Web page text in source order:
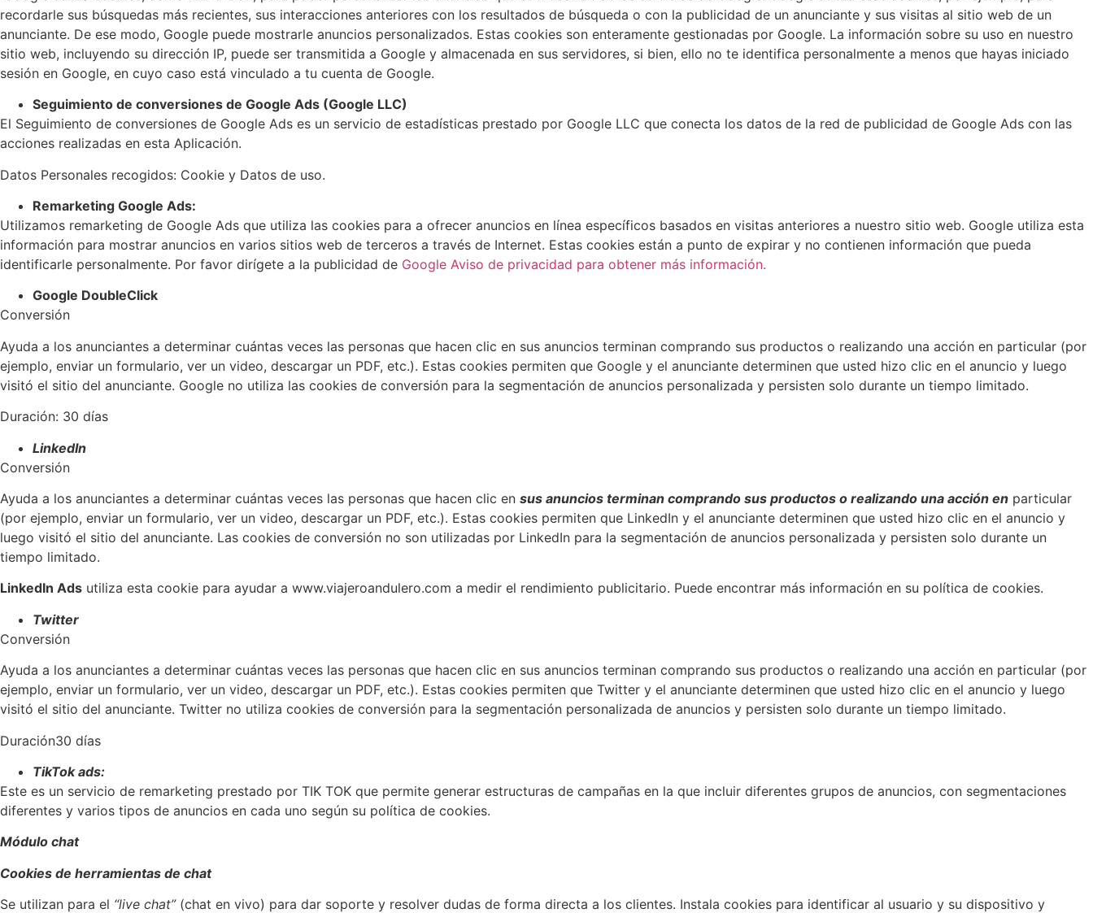
recordarle sus búsquedas más recientes, sus interacciones anteriores con los resultados de búsqueda o con la publicidad de un anunciante y sus visitas al sitio web de un
anunciante. De ese modo, Google puede mostrarle anuncios personalizados. Estas cookies son enteramente gestionadas por Google. La información sobre su uso en nuestro
sitio web, incluyendo su dirección IP, puede ser transmitida a Google y almacenada en sus servidores, si bien, ello no te identifica personalmente a menos que hayas iniciado
sesión en Google, en cuyo caso está vinculado a tu cuenta de Google.
Seguimiento de conversiones de Google Ads (Google LLC)
El Seguimiento de conversiones de Google Ads es un servicio de estadísticas prestado por Google LLC que conecta los datos de la red de publicidad de Google Ads con las
acciones realizadas en esta Aplicación.
Datos Personales recogidos: Cookie y Datos de uso.
Remarketing Google Ads:
Utilizamos remarketing de Google Ads que utiliza las cookies para a ofrecer anuncios en línea específicos basados en visitas anteriores a nuestro sitio web. Google utiliza esta
información para mostrar anuncios en varios sitios web de terceros a través de Internet. Estas cookies están a punto de expirar y no contienen información que pueda
identificarle personalmente. Por favor dirígete a la publicidad de Google Aviso de privacidad para obtener más información.
Google DoubleClick
Conversión
Ayuda a los anunciantes a determinar cuántas veces las personas que hacen clic en sus anuncios terminan comprando sus productos o realizando una acción en particular (por
ejemplo, enviar un formulario, ver un video, descargar un PDF, etc.). Estas cookies permiten que Google y el anunciante determinen que usted hizo clic en el anuncio y luego
visitó el sitio del anunciante. Google no utiliza las cookies de conversión para la segmentación de anuncios personalizada y persisten solo durante un tiempo limitado.
Duración: 30 días
LinkedIn
Conversión
Ayuda a los anunciantes a determinar cuántas veces las personas que hacen clic en sus anuncios terminan comprando sus productos o realizando una acción en particular
(por ejemplo, enviar un formulario, ver un video, descargar un PDF, etc.). Estas cookies permiten que LinkedIn y el anunciante determinen que usted hizo clic en el anuncio y
luego visitó el sitio del anunciante. Las cookies de conversión no son utilizadas por LinkedIn para la segmentación de anuncios personalizada y persisten solo durante un
tiempo limitado.
LinkedIn Ads utiliza esta cookie para ayudar a www.viajeroandulero.com a medir el rendimiento publicitario. Puede encontrar más información en su política de cookies.
Twitter
Conversión
Ayuda a los anunciantes a determinar cuántas veces las personas que hacen clic en sus anuncios terminan comprando sus productos o realizando una acción en particular (por
ejemplo, enviar un formulario, ver un video, descargar un PDF, etc.). Estas cookies permiten que Twitter y el anunciante determinen que usted hizo clic en el anuncio y luego
visitó el sitio del anunciante. Twitter no utiliza cookies de conversión para la segmentación personalizada de anuncios y persisten solo durante un tiempo limitado.
Duración30 días
TikTok ads:
Este es un servicio de remarketing prestado por TIK TOK que permite generar estructuras de campañas en la que incluir diferentes grupos de anuncios, con segmentaciones
diferentes y varios tipos de anuncios en cada uno según su política de cookies.
Módulo chat
Cookies de herramientas de chat
Se utilizan para el “live chat” (chat en vivo) para dar soporte y resolver dudas de forma directa a los clientes. Instala cookies para identificar al usuario y su dispositivo y